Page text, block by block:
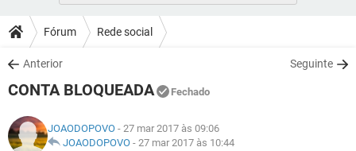
CELULAR
OUTLOOK
INSTAGRAM GMAIL
GUIA DE COMPRAS
DICAS
JOGOS
INSTAGRAM GMAIL
DOWNLOADS
JOGOS WHATSAPP
CELULAR
OUTLOOK EXCEL
JOGOS WHATSAPP
GLOSSÁRIO
Fórum Rede social
Anterior Seguinte
CONTA BLOQUEADA Fechado
JOAODOPOVO - 27 mar 2017 às 09:06
JOAODOPOVO - 27 mar 2017 às 10:44